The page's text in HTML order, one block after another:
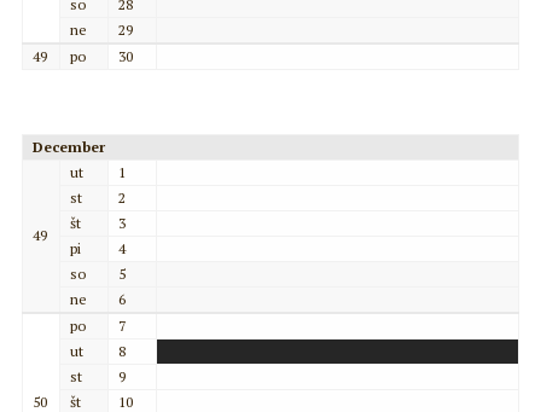
so
28
ne
29
49
po 30
December
49
ut
1
st
2
št
3
pi
4
so
5
ne
6
50
po
7
ut
8
st
9
št
10